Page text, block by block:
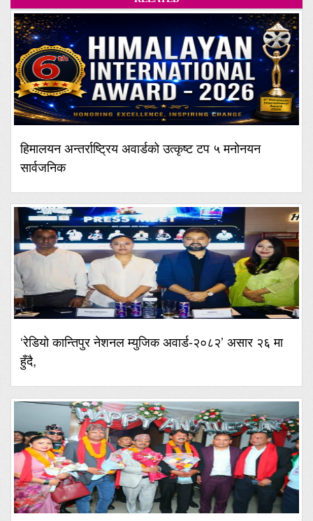
हिमालयन अन्तर्राष्ट्रिय अवार्डको उत्कृष्ट टप ५ मनोनयन
सार्वजनिक
‘रेडियो कान्तिपुर नेशनल म्युजिक अवार्ड-२०८२’ असार २६ मा
हुँदै,